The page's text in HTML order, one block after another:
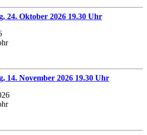
24. Oktober 2026 19.30 Uhr
14. November 2026 19.30 Uhr